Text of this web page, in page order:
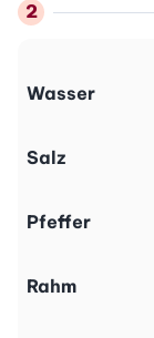
Wasser
Salz
Pfeffer
Rahm